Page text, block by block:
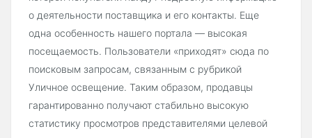
о деятельности поставщика и его контакты. Еще
одна особенность нашего портала — высокая
посещаемость. Пользователи «приходят» сюда по
поисковым запросам, связанным с рубрикой
Уличное освещение. Таким образом, продавцы
гарантированно получают стабильно высокую
статистику просмотров представителями целевой